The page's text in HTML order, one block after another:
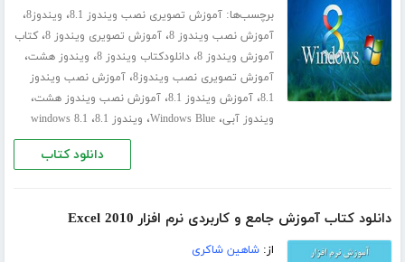
برچسب‌ها:آموزش تصویری نصب ویندوز 8.1 ، ویندوز8 ،
آموزش نصب ویندوز 8 ،آموزش تصویری ویندوز 8 ،کتاب
آموزش ویندوز 8 ،دانلودکتاب ویندوز 8 ، ویندوز هشت،
آموزش تصویری نصب ویندوز8 ،آموزش نصب ویندوز
8.1،آموزش ویندوز 8.1 ،آموزش نصب ویندوز هشت،
ویندوز آبی،Windows Blue، ویندوز 8.1 ، windows 8.1
دانلود کتاب
دانلود کتاب آموزش جامع و کاربردی نرم افزار Excel 2010
از:شاهین شاکری